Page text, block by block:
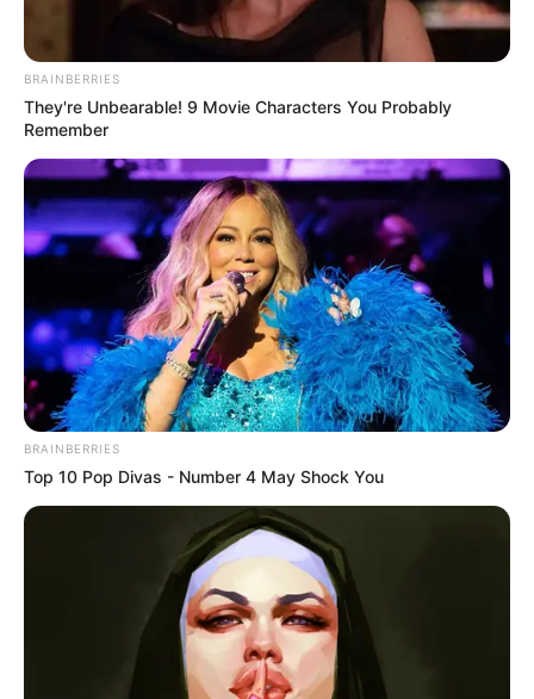
Le départ de Cyprien
a-t-il impacté Les 12
coups de midi sur TF1 ?
Malgré cette succession de maîtres de midi
depuis le départ de Cyprien, le succès est
toujours présent pourLes 12 coups de midi sur
veut prendre sa place
sur France 2 réalise de
très belles performances grâce
, devenu le plus grand champion du
jeu animé par Cyril Féraud
en ce mois de mai
Pour le moment, l’instabilité des maîtres de midi
BRAINBERRIES
They're Unbearable! 9 Movie Characters You Probably
Remember
BRAINBERRIES
Top 10 Pop Divas - Number 4 May Shock You